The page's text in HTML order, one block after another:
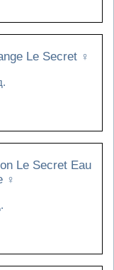
Le Secret ♀
Le Secret Eau
♀